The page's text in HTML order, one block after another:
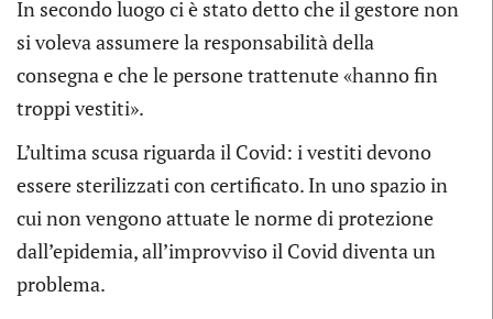
In secondo luogo ci è stato detto che il gestore non
si voleva assumere la responsabilità della
consegna e che le persone trattenute «hanno fin
troppi vestiti».
L’ultima scusa riguarda il Covid: i vestiti devono
essere sterilizzati con certificato. In uno spazio in
cui non vengono attuate le norme di protezione
dall’epidemia, all’improvviso il Covid diventa un
problema.